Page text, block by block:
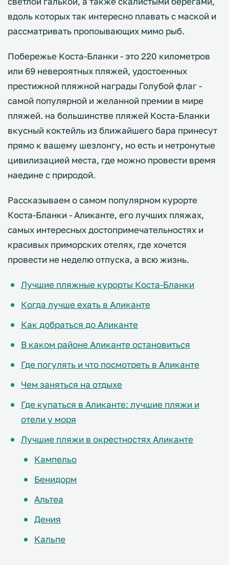
вдоль которых так интересно плавать с маской и
рассматривать пропоывающих мимо рыб.
Побережье Коста-Бланки - это 220 километров
или 69 невероятных пляжей, удостоенных
престижной пляжной награды Голубой флаг -
самой популярной и желанной премии в мире
пляжей. на большинстве пляжей Коста-Бланки
вкусный коктейль из ближайшего бара принесут
прямо к вашему шезлонгу, но есть и нетронутые
цивилизацией места, где можно провести время
наедине с природой.
Рассказываем о самом популярном курорте
Коста-Бланки - Аликанте, его лучших пляжах,
самых интересных достопримечательностях и
красивых приморских отелях, где хочется
провести не неделю отпуска, а всю жизнь.
Лучшие пляжные курорты Коста-Бланки
Когда лучше ехать в Аликанте
Как добраться до Аликанте
В каком районе Аликанте остановиться
Где погулять и что посмотреть в Аликанте
Чем заняться на отдыхе
Где купаться в Аликанте: лучшие пляжи и
отели у моря
Лучшие пляжи в окрестностях Аликанте
Кампельо
Бенидорм
Альтеа
Дения
Кальпе